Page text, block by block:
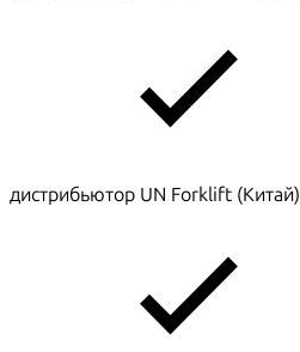
дистрибьютор UN Forklift (Китай)